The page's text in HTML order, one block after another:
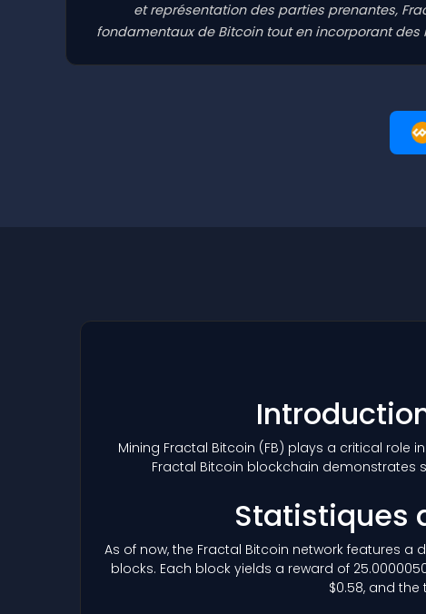
et représentation des parties prenantes,
fondamentaux de Bitcoin tout en incorporant
Mining Fractal Bitcoin (FB) plays a critical role
Fractal Bitcoin blockchain
Statistiques
As of now, the Fractal Bitcoin network features
blocks. Each block yields a reward of
$0.58, and the